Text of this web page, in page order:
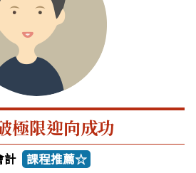
極限迎向成功
計 課程推薦☆